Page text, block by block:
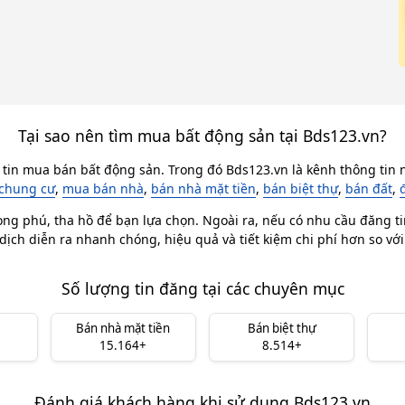
Tại sao nên tìm mua bất động sản tại Bds123.vn?
mua bán bất động sản. Trong đó Bds123.vn là kênh thông
cư, mua bán nhà, bán nhà mặt tiền, bán biệt thự, bán đất,
phú, tha hồ để bạn lựa chọn. Ngoài ra, nếu có nhu cầu đăng
diễn ra nhanh chóng, hiệu quả và tiết kiệm chi phí hơn so
Số lượng tin đăng tại các chuyên mục
Bán nhà mặt tiền
15.164+
Bán biệt thự
8.514+